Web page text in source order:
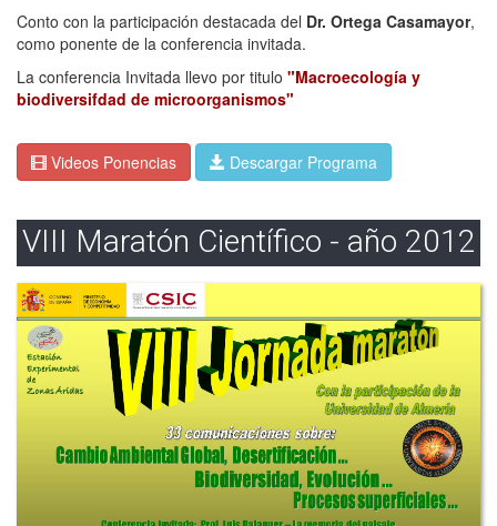
Conto con la participación destacada del Dr. Ortega Casamayor,
como ponente de la conferencia invitada.
La conferencia Invitada llevo por titulo "Macroecología y
biodiversifdad de microorganismos"
Videos Ponencias Descargar Programa
VIII Maratón Científico - año 2012